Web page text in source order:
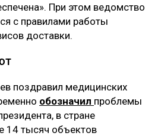
При этом ведомство
с правилами работы
доставки.
поздравил медицинских
обозначил проблемы
в стране
14 тысяч объектов